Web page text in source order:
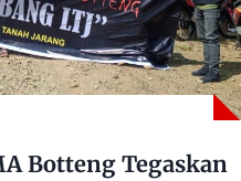
Botteng Tegaskan